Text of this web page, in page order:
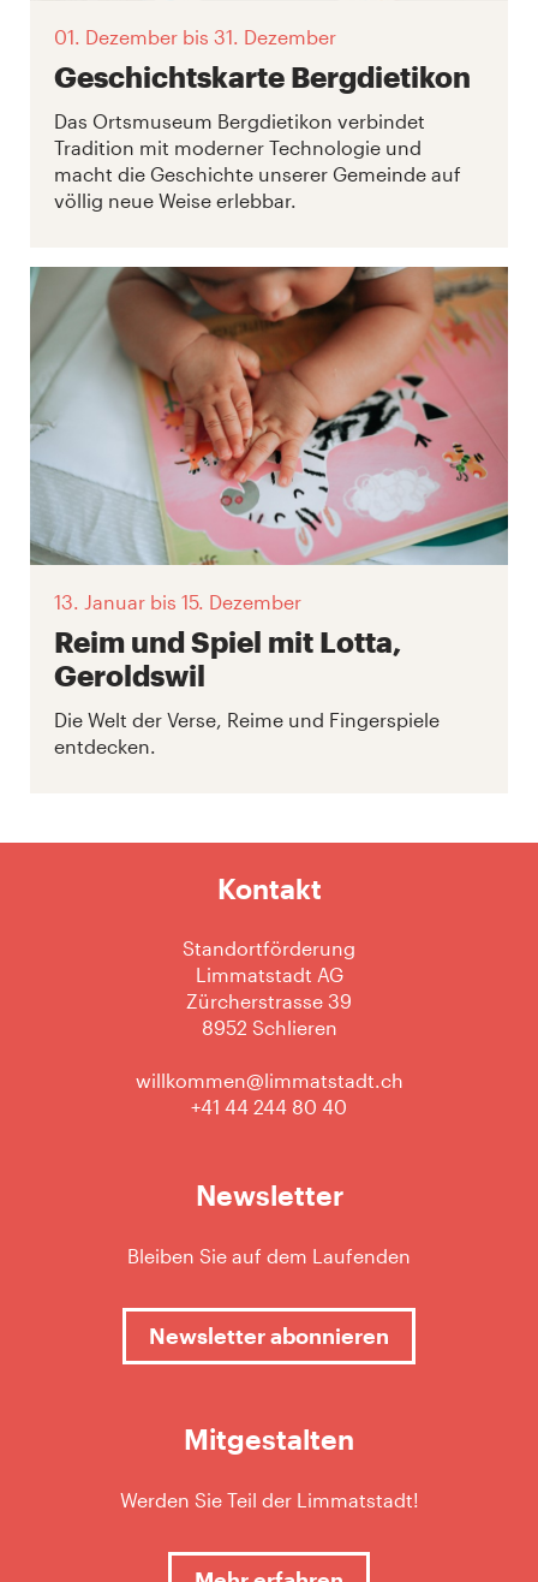
01. Dezember bis 31. Dezember
Geschichtskarte Bergdietikon
Das Ortsmuseum Bergdietikon verbindet
Tradition mit moderner Technologie und
macht die Geschichte unserer Gemeinde auf
völlig neue Weise erlebbar.
13. Januar bis 15. Dezember
Reim und Spiel mit Lotta,
Geroldswil
Die Welt der Verse, Reime und Fingerspiele
entdecken.
Kontakt
Standortförderung
Limmatstadt AG
Zürcherstrasse 39
8952 Schlieren
willkommen@limmatstadt.ch
+41 44 244 80 40
Newsletter
Bleiben Sie auf dem Laufenden
Newsletter abonnieren
Mitgestalten
Werden Sie Teil der Limmatstadt!